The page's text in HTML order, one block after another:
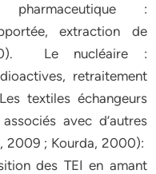
:
extraction de
Le nucléaire :
retraitement
textiles échangeurs
avec d’autres
2009 ; Kourda, 2000):
des TEI en amant